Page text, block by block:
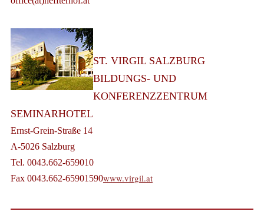
ST. VIRGIL SALZBURG
BILDUNGS- UND
KONFERENZZENTRUM
SEMINARHOTEL
Ernst-Grein-Straße 14
A-5026 Salzburg
Tel. 0043.662-659010
Fax 0043.662-65901590www.virgil.at